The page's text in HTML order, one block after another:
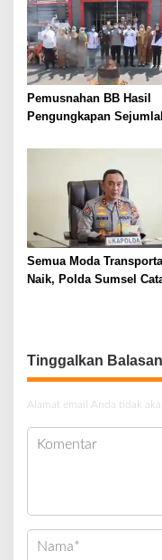
Pemusnahan BB Hasil
Pengungkapan
Semua Moda
Naik, Polda Sumsel
Tinggalkan Balasan
Alamat email Anda tidak